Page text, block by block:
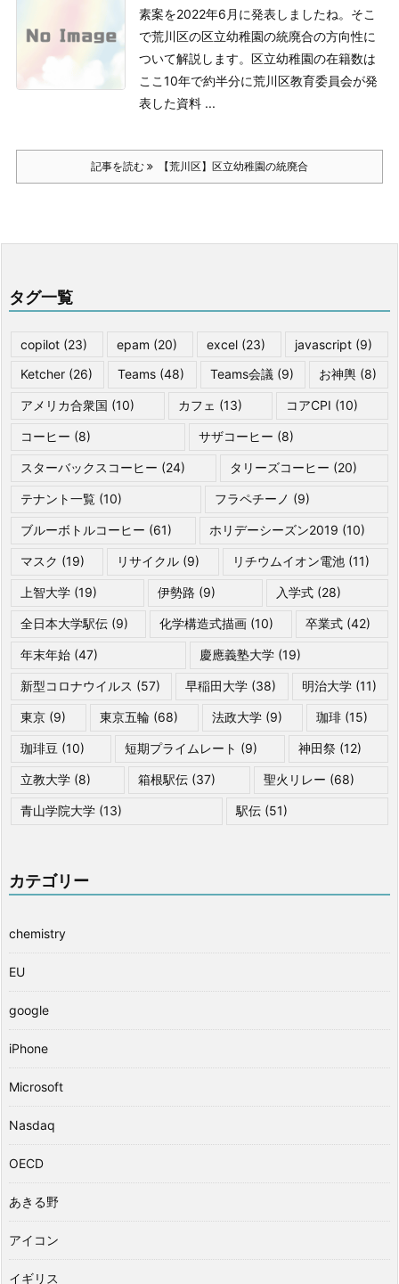
素案を2022年6月に発表しましたね。 そこ
で荒川区の区立幼稚園の統廃合の方向性に
ついて解説します。 区立幼稚園の在籍数は
ここ10年で約半分に荒川区教育委員会が発
表した資料 ...
記事を読む 【荒川区】区立幼稚園の統廃合
タグ一覧
copilot (23) epam (20) excel (23) javascript (9)
Ketcher (26) Teams (48) Teams会議 (9) お神輿(8)
アメリカ合衆国 (10) カフェ (13) コアCPI (10)
コーヒー (8) サザコーヒー (8)
スターバックスコーヒー (24) タリーズコーヒー (20)
テナント一覧 (10) フラペチーノ (9)
ブルーボトルコーヒー (61) ホリデーシーズン2019 (10)
マスク (19) リサイクル (9) リチウムイオン電池(11)
上智大学 (19) 伊勢路 (9) 入学式 (28)
全日本大学駅伝 (9) 化学構造式描画 (10) 卒業式(42)
年末年始 (47) 慶應義塾大学(19)
新型コロナウイルス (57) 早稲田大学 (38) 明治大学(11)
東京 (9) 東京五輪 (68) 法政大学 (9) 珈琲 (15)
珈琲豆 (10) 短期プライムレート (9) 神田祭(12)
立教大学 (8) 箱根駅伝 (37) 聖火リレー (68)
青山学院大学 (13) 駅伝 (51)
カテゴリー
chemistry
EU
google
iPhone
Microsoft
Nasdaq
OECD
あきる野
アイコン
イギリス